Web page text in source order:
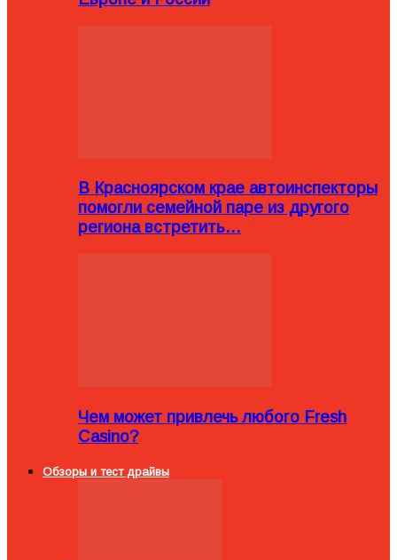
В Красноярском крае автоинспекторы
помогли семейной паре из другого
региона встретить…
Чем может привлечь любого Fresh
Casino?
Обзоры и тест драйвы